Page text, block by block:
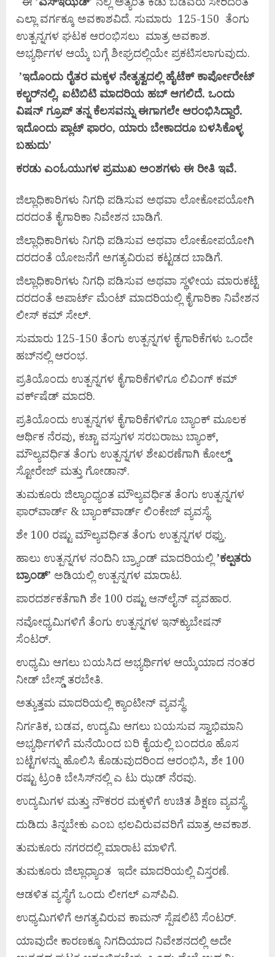
ಎಲ್ಲಾ ವರ್ಗಕ್ಕೂ ಅವಕಾಶವಿದೆ. ಸುಮಾರು 125-150 ತೆಂಗು
ಉತ್ಪನ್ನಗಳ ಘಟಕ ಆರಂಭಿಸಲು ಮಾತ್ರ ಅವಕಾಶ.
ಅಭ್ಯರ್ಥಿಗಳ ಆಯ್ಕೆ ಬಗ್ಗೆ ಶೀಘ್ರದಲ್ಲಿಯೇ ಪ್ರಕಟಿಸಲಾಗುವುದು.
’ಇದೊಂದು ರೈತರ ಮಕ್ಕಳ ನೇತೃತ್ವದಲ್ಲಿ ಹೈಟೆಕ್ ಕಾರ್ಪೋರೇಟ್
ಕಲ್ಚರ್‌ನಲ್ಲಿ, ಐಟಿಬಿಟಿ ಮಾದರಿಯ ಹಬ್ ಆಗಲಿದೆ. ಒಂದು
ವಿಷನ್ ಗ್ರೂಪ್ ತನ್ನ ಕೆಲಸವನ್ನುಈಗಾಗಲೇ ಆರಂಭಿಸಿದ್ದಾರೆ.
ಇದೊಂದು ಪ್ಲಾಟ್ ಫಾರಂ, ಯಾರು ಬೇಕಾದರೂ ಬಳಸಿಕೊಳ್ಳ
ಬಹುದು’
ಕರಡು ಎಂಓಯುಗಳ ಪ್ರಮುಖ ಅಂಶಗಳು ಈ ರೀತಿ ಇವೆ.
ಜಿಲ್ಲಾಧಿಕಾರಿಗಳು ನಿಗಧಿ ಪಡಿಸುವ ಅಥವಾ ಲೋಕೋಪಯೋಗಿ
ದರದಂತೆ ಕೈಗಾರಿಕಾ ನಿವೇಶನ ಬಾಡಿಗೆ.
ಜಿಲ್ಲಾಧಿಕಾರಿಗಳು ನಿಗಧಿ ಪಡಿಸುವ ಅಥವಾ ಲೋಕೋಪಯೋಗಿ
ದರದಂತೆ ಯೋಜನೆಗೆ ಅಗತ್ಯವಿರುವ ಕಟ್ಟಡದ ಬಾಡಿಗೆ.
ಜಿಲ್ಲಾಧಿಕಾರಿಗಳು ನಿಗಧಿ ಪಡಿಸುವ ಅಥವಾ ಸ್ಥಳೀಯ ಮಾರುಕಟ್ಟೆ
ದರದಂತೆ ಅಪಾರ್ಟ್ ಮೆಂಟ್ ಮಾದರಿಯಲ್ಲಿ ಕೈಗಾರಿಕಾ ನಿವೇಶನ
ಲೀಸ್ ಕಮ್ ಸೇಲ್.
ಸುಮಾರು 125-150 ತೆಂಗು ಉತ್ಪನ್ನಗಳ ಕೈಗಾರಿಕೆಗಳು ಒಂದೇ
ಹಬ್‌ನಲ್ಲಿ ಆರಂಭ.
ಪ್ರತಿಯೊಂದು ಉತ್ಪನ್ನಗಳ ಕೈಗಾರಿಕೆಗಳಿಗೂ ಲಿವಿಂಗ್ ಕಮ್
ವರ್ಕ್‌ಷೆಡ್ ಮಾದರಿ.
ಪ್ರತಿಯೊಂದು ಉತ್ಪನ್ನಗಳ ಕೈಗಾರಿಕೆಗಳಿಗೂ ಬ್ಯಾಂಕ್ ಮೂಲಕ
ಆರ್ಥಿಕ ನೆರವು, ಕಚ್ಚಾ ವಸ್ತುಗಳ ಸರಬರಾಜು ಬ್ಯಾಂಕ್,
ಮೌಲ್ಯವರ್ಧಿತ ತೆಂಗು ಉತ್ಪನ್ನಗಳ ಶೇಖರಣೆಗಾಗಿ ಕೋಲ್ಡ್
ಸ್ಟೋರೇಜ್ ಮತ್ತು ಗೋಡಾನ್.
ತುಮಕೂರು ಜಿಲ್ಯಾಂಧ್ಯಂತ ಮೌಲ್ಯವರ್ಧಿತ ತೆಂಗು ಉತ್ಪನ್ನಗಳ
ಫಾರ್‌ವಾರ್ಡ್ & ಬ್ಯಾಂಕ್‌ವಾರ್ಡ್ ಲಿಂಕೇಜ್ ವ್ಯವಸ್ಥೆ.
ಶೇ 100 ರಷ್ಟು ಮೌಲ್ಯವರ್ಧಿತ ತೆಂಗು ಉತ್ಪನ್ನಗಳ ರಫ್ತು.
ಹಾಲು ಉತ್ಪನ್ನಗಳ ನಂದಿನಿ ಬ್ರ್ಯಾಂಡ್ ಮಾದರಿಯಲ್ಲಿ ’ಕಲ್ಪತರು
ಬ್ರಾಂಡ್’ ಅಡಿಯಲ್ಲಿ ಉತ್ಪನ್ನಗಳ ಮಾರಾಟ.
ಪಾರದರ್ಶಕತೆಗಾಗಿ ಶೇ 100 ರಷ್ಟು ಆನ್‌ಲೈನ್ ವ್ಯವಹಾರ.
ನವೋಧ್ಯಮಿಗಳಿಗೆ ತೆಂಗು ಉತ್ಪನ್ನಗಳ ಇನ್‌ಕ್ಯುಬೇಷನ್
ಸೆಂಟರ್.
ಉಧ್ಯಮಿ ಆಗಲು ಬಯಸಿದ ಅಭ್ಯರ್ಥಿಗಳ ಆಯ್ಕೆಯಾದ ನಂತರ
ನೀಡ್ ಬೇಸ್ಡ್ ತರಬೇತಿ.
ಅತ್ಯುತ್ತಮ ಮಾದರಿಯಲ್ಲಿ ಕ್ಯಾಂಟೀನ್ ವ್ಯವಸ್ಥೆ.
ನಿರ್ಗತಿಕ, ಬಡವ, ಉದ್ಯಮಿ ಆಗಲು ಬಯಸುವ ಸ್ವಾಭಿಮಾನಿ
ಅಭ್ಯರ್ಥಿಗಳಿಗೆ ಮನೆಯಿಂದ ಬರಿ ಕೈಯಲ್ಲಿ ಬಂದರೂ ಹೊಸ
ಬಟ್ಟೆಗಳನ್ನು ಹೊಲಿಸಿ ಕೊಡುವುದರಿಂದ ಆರಂಭಿಸಿ, ಶೇ 100
ರಷ್ಟು ಟ್ರಂಕಿ ಬೇಸಿಸ್‌ನಲ್ಲಿ ಎ ಟು ಝಡ್ ನೆರವು.
ಉದ್ಯಮಿಗಳ ಮತ್ತು ನೌಕರರ ಮಕ್ಕಳಿಗೆ ಉಚಿತ ಶಿಕ್ಷಣ ವ್ಯವಸ್ಥೆ.
ದುಡಿದು ತಿನ್ನಬೇಕು ಎಂಬ ಛಲವಿರುವವರಿಗೆ ಮಾತ್ರ ಅವಕಾಶ.
ತುಮಕೂರು ನಗರದಲ್ಲಿ ಮಾರಾಟ ಮಾಳಿಗೆ.
ತುಮಕೂರು ಜಿಲ್ಲಾಧ್ಯಾಂತ ಇದೇ ಮಾದರಿಯಲ್ಲಿ ವಿಸ್ತರಣೆ.
ಆಡಳಿತ ವ್ಯಸ್ಥೆಗೆ ಒಂದು ಲೀಗಲ್ ಎಸ್‌ಪಿವಿ.
ಉಧ್ಯಮಿಗಳಿಗೆ ಅಗತ್ಯವಿರುವ ಕಾಮನ್ ಸ್ಪೆಷಲಿಟಿ ಸೆಂಟರ್.
ಯಾವುದೇ ಕಾರಣಕ್ಕೂ ನಿಗದಿಯಾದ ನಿವೇಶನದಲ್ಲಿ ಅದೇ